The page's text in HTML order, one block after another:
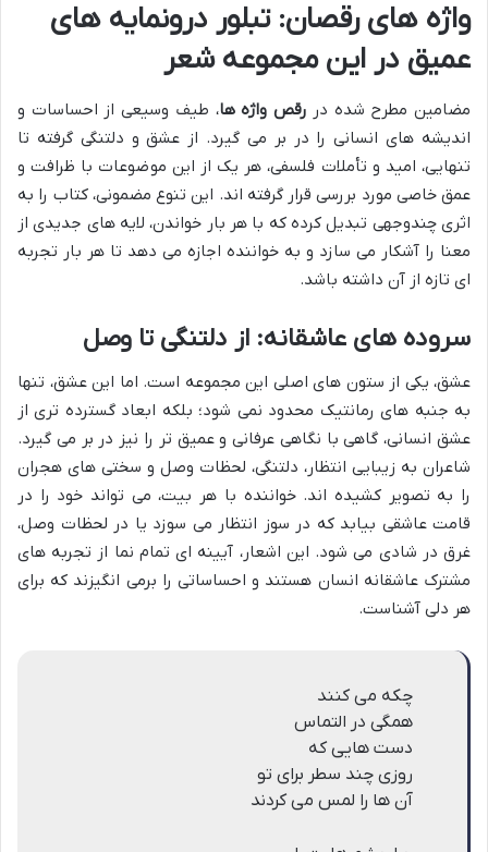
واژه های رقصان: تبلور درونمایه های
عمیق در این مجموعه شعر
مضامین مطرح شده در رقص واژه ها، طیف وسیعی از احساسات و
اندیشه های انسانی را در بر می گیرد. از عشق و دلتنگی گرفته تا
تنهایی، امید و تأملات فلسفی، هر یک از این موضوعات با ظرافت و
عمق خاصی مورد بررسی قرار گرفته اند. این تنوع مضمونی، کتاب را به
اثری چندوجهی تبدیل کرده که با هر بار خواندن، لایه های جدیدی از
معنا را آشکار می سازد و به خواننده اجازه می دهد تا هر بار تجربه
ای تازه از آن داشته باشد.
سروده های عاشقانه: از دلتنگی تا وصل
عشق، یکی از ستون های اصلی این مجموعه است. اما این عشق، تنها
به جنبه های رمانتیک محدود نمی شود؛ بلکه ابعاد گسترده تری از
عشق انسانی، گاهی با نگاهی عرفانی و عمیق تر را نیز در بر می گیرد.
شاعران به زیبایی انتظار، دلتنگی، لحظات وصل و سختی های هجران
را به تصویر کشیده اند. خواننده با هر بیت، می تواند خود را در
قامت عاشقی بیابد که در سوز انتظار می سوزد یا در لحظات وصل،
غرق در شادی می شود. این اشعار، آیینه ای تمام نما از تجربه های
مشترک عاشقانه انسان هستند و احساساتی را برمی انگیزند که برای
هر دلی آشناست.
چکه می کنند
همگی در التماس
دست هایی که
روزی چند سطر برای تو
آن ها را لمس می کردند